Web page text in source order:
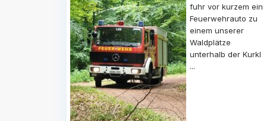
fuhr vor kurzem ein
Feuerwehrauto zu
einem unserer
Waldplätze
unterhalb der Kurkl
...